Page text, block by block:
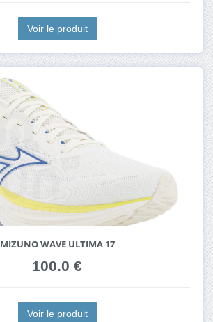
Voir le produit
MIZUNO WAVE ULTIMA 17
100.0 €
Voir le produit